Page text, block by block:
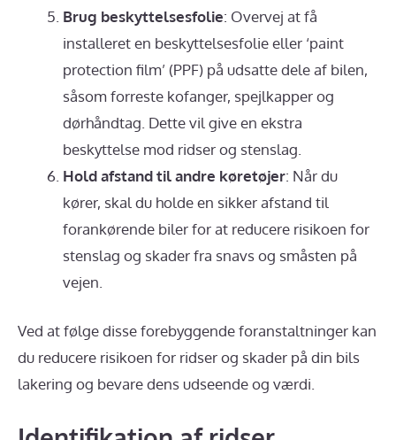
Brug beskyttelsesfolie: Overvej at få
installeret en beskyttelsesfolie eller ‘paint
protection film’ (PPF) på udsatte dele af bilen,
såsom forreste kofanger, spejlkapper og
dørhåndtag. Dette vil give en ekstra
beskyttelse mod ridser og stenslag.
Hold afstand til andre køretøjer: Når du
kører, skal du holde en sikker afstand til
forankørende biler for at reducere risikoen for
stenslag og skader fra snavs og småsten på
vejen.
Ved at følge disse forebyggende foranstaltninger kan
du reducere risikoen for ridser og skader på din bils
lakering og bevare dens udseende og værdi.